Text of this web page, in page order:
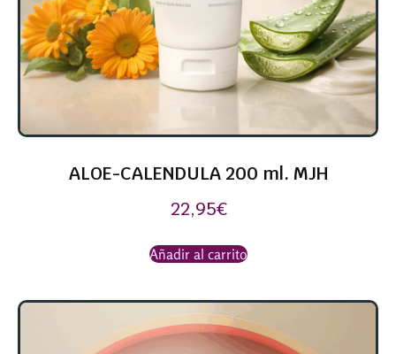
ALOE-CALENDULA 200 ml. MJH
22,95€
Añadir al carrito